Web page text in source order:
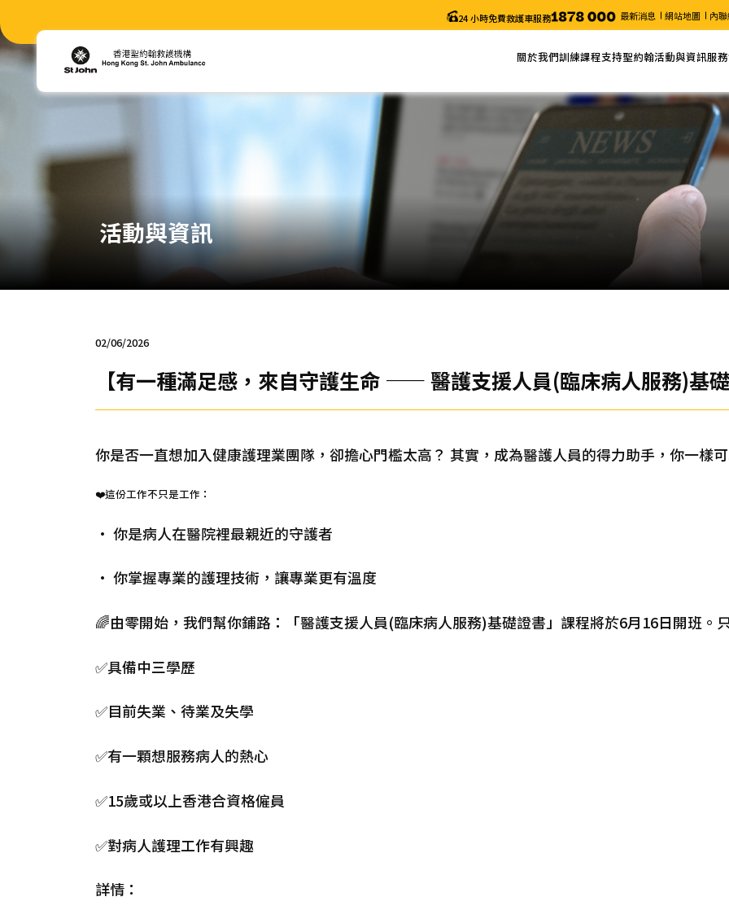
24 小時免費救護車服務 最新消息 網站地圖 內
關於我們
主席的話
年度報告
職位空缺
訓練課程
課程列表
課程搜尋
颱風及暴雨安排/特別通知
更改考試日期 (「急救證書」課程)
電子表格
支持聖約翰
義工服務
活動與資訊
近期活動
服務
申
活動與資訊
02/06/2026
【有一種滿足感，來自守護生命 —— 醫護支援人員(臨床病人服務)基
你是否一直想加入健康護理業團隊，卻擔心門檻太高？ 其實，成為醫護人員的得力助手，你一樣
❤️這份工作不只是工作：
• 你是病人在醫院裡最親近的守護者
• 你掌握專業的護理技術，讓專業更有溫度
🌈由零開始，我們幫你鋪路：「醫護支援人員(臨床病人服務)基礎證書」課程將於6月16日開班。
✅具備中三學歷
✅目前失業、待業及失學
✅有一顆想服務病人的熱心
✅15歲或以上香港合資格僱員
✅對病人護理工作有興趣
詳情：